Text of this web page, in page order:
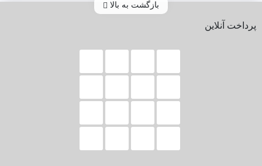
بازگشت به بالا
پرداخت آنلاین